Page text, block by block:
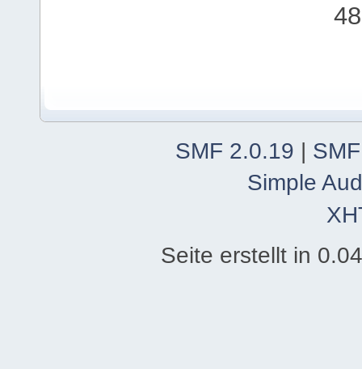
SMF 2.0.19 |
Simple
Seite erstellt in